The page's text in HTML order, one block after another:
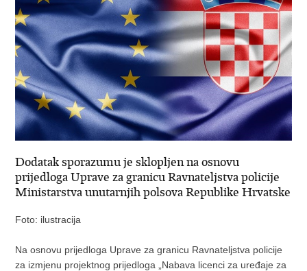
Dodatak sporazumu je sklopljen na osnovu
prijedloga Uprave za granicu Ravnateljstva policije
Ministarstva unutarnjih polsova Republike Hrvatske
Foto: ilustracija
Na osnovu prijedloga Uprave za granicu Ravnateljstva policije
za izmjenu projektnog prijedloga „Nabava licenci za uređaje za